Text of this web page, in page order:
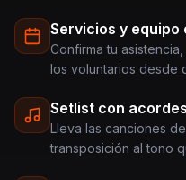
Servicios y equipo
Confirma tu
los voluntarios desde
Setlist con
Lleva las canciones
transposición al tono